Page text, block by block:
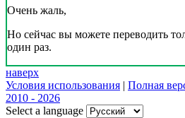
Очень жаль,
Но сейчас вы можете переводить
один раз.
наверх
Условия использования | Полная
2010 - 2026
Select a language